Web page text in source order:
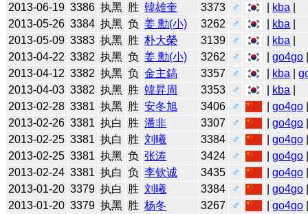
2013-06-19 3386 执黑 胜 韓雄奎 3373 ♂ kba
2013-05-26 3384 执黑 负 姜 勳(小) 3262 ♂ kba
2013-05-09 3383 执黑 胜 朴大榮 3139 ♂ kba
2013-04-22 3382 执黑 负 姜 勳(小) 3262 ♂ |go4go
2013-04-12 3382 执黑 负 金主鎬 3357 ♂ kba |
2013-04-03 3382 执黑 胜 韓昇周 3353 ♂ kba
2013-02-28 3381 执黑 胜 安冬旭 3406 ♂ |go4go
2013-02-26 3381 执白 胜 潘非 3307 ♂ |go4go
2013-02-25 3381 执白 胜 刘曦 3384 ♂ |go4go
2013-02-25 3381 执黑 负 张涛 3424 ♂ |go4go
2013-02-24 3381 执白 负 李钦诚 3435 ♂ |go4go
2013-01-20 3379 执白 胜 刘曦 3384 ♂ |go4go
2013-01-20 3379 执黑 胜 杨冬 3267 ♂ |go4go